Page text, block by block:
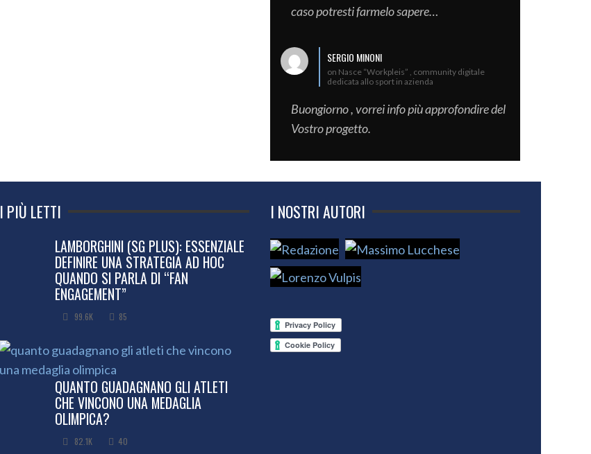
caso potresti farmelo sapere…
SERGIO MINONI
on Nasce “Workpleis” , community digitale
dedicata allo sport in azienda
Buongiorno , vorrei info più approfondire del
Vostro progetto.
I PIÙ LETTI
LAMBORGHINI (SG PLUS): ESSENZIALE
DEFINIRE UNA STRATEGIA AD HOC
QUANDO SI PARLA DI “FAN
ENGAGEMENT”
99.6K 85
QUANTO GUADAGNANO GLI ATLETI
CHE VINCONO UNA MEDAGLIA
OLIMPICA?
82.1K 40
I NOSTRI AUTORI